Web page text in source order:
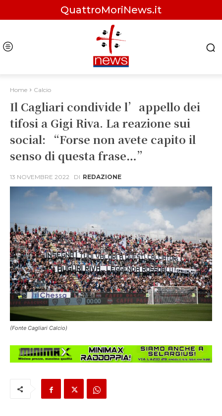
QuattroMoriNews.it
Home Calcio
Il Cagliari condivide l’appello dei
tifosi a Gigi Riva. La reazione sui
social: “Forse non avete capito il
senso di questa frase…”
13 NOVEMBRE 2022 DI REDAZIONE
(Fonte Cagliari Calcio)